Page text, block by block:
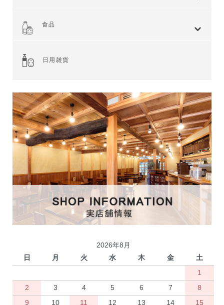
食品
日用雑貨
2026年8月
日
月 火 水 木 金
土
1
2
3 4 5 6 7
8
9
10 11 12 13 14
15